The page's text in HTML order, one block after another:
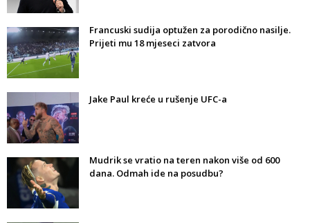
Francuski sudija optužen za porodično nasilje.
Prijeti mu 18 mjeseci zatvora
Jake Paul kreće u rušenje UFC-a
Mudrik se vratio na teren nakon više od 600
dana. Odmah ide na posudbu?